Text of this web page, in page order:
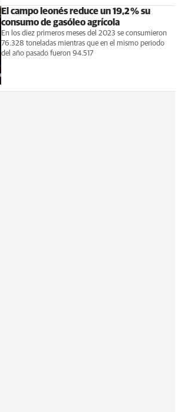
El campo leonés reduce un 19,2 % su
consumo de gasóleo agrícola
En los diez primeros meses del 2023 se consumieron
76.328 toneladas mientras que en el mismo periodo
del año pasado fueron 94.517